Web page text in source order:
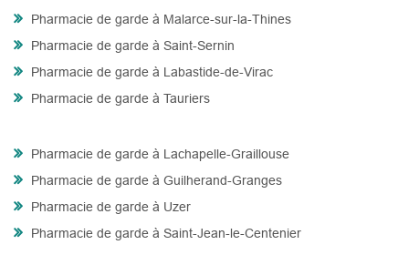
Pharmacie de garde à Malarce-sur-la-Thines
Pharmacie de garde à Saint-Sernin
Pharmacie de garde à Labastide-de-Virac
Pharmacie de garde à Tauriers
Pharmacie de garde à Lachapelle-Graillouse
Pharmacie de garde à Guilherand-Granges
Pharmacie de garde à Uzer
Pharmacie de garde à Saint-Jean-le-Centenier